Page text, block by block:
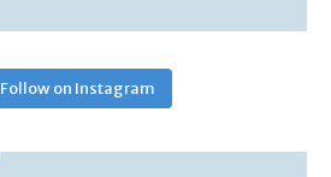
Follow on Instagram